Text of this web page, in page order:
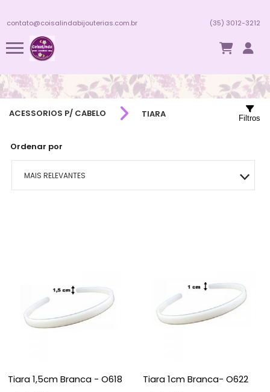
contato@coisalindabijouterias.com.br (35) 3012-3212
ACESSORIOS P/ CABELO TIARA
Ordenar por
MAIS RELEVANTES
Filtros
Tiara 1,5cm Branca - O618 Tiara 1cm Branca- O622